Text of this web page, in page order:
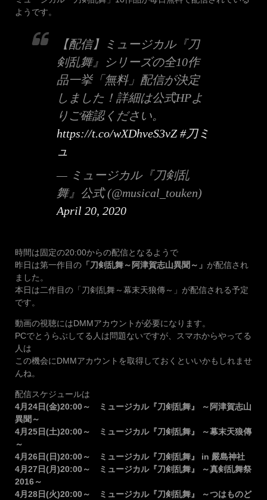
ようです。
【配信】ミュージカル『刀
剣乱舞』シリーズの全10作
品一挙「無料」配信が決定
しました！詳細は公式HPよ
りご確認ください。
https://t.co/wXDhveS3vZ #刀ミ
ュ
— ミュージカル『刀剣乱
舞』公式 (@musical_touken)
April 20, 2020
時間は固定の20:00からの配信となるようで
昨日は第一作目の 「刀剣乱舞～阿津賀志山異聞～」 が配信され
ました。
本日は二作目の「刀剣乱舞～幕末天狼傳～」が配信される予定
です。
動画の視聴にはDMMアカウントが必要になります。
PCでとうらぶしてる人は問題ないですが、スマホからやってる
人は
この機会にDMMアカウントを取得しておくといいかもしれませ
んね。
配信スケジュールは
4月24日(金)20:00～ ミュージカル『刀剣乱舞』 ～阿津賀志山
異聞～
4月25日(土)20:00～ ミュージカル『刀剣乱舞』 ～幕末天狼傳
～
4月26日(日)20:00～ ミュージカル『刀剣乱舞』 in 嚴島神社
4月27日(月)20:00～ ミュージカル『刀剣乱舞』 ～真剣乱舞祭
2016～
4月28日(火)20:00～ ミュージカル『刀剣乱舞』 ～つはものど